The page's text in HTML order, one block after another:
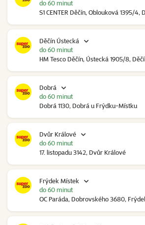
S1 CENTER Děčín, Oblouková 1395/4,
do 60 minut
Děčín Ústecká
HM Tesco Děčín, Ústecká 1905/8,
do 60 minut
Dobrá
Dobrá 1130, Dobrá u Frýdku-Místku
do 60 minut
Dvůr Králové
17. listopadu 3142, Dvůr Králové
do 60 minut
Frýdek Místek
OC Paráda, Dobrovského 3680,
do 60 minut